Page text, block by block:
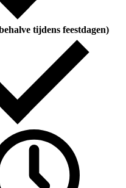
tijdens feestdagen)